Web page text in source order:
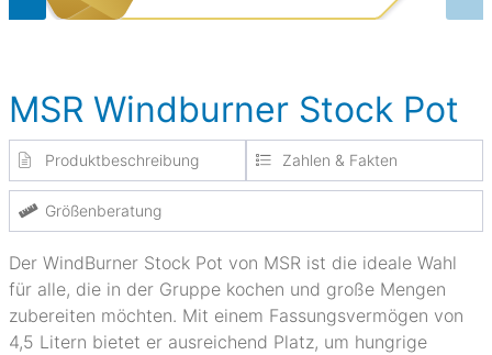
MSR Windburner Stock Pot
Produktbeschreibung Zahlen & Fakten
Größenberatung
Der WindBurner Stock Pot von MSR ist die ideale Wahl
für alle, die in der Gruppe kochen und große Mengen
zubereiten möchten. Mit einem Fassungsvermögen von
4,5 Litern bietet er ausreichend Platz, um hungrige